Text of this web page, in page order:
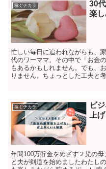
稼ぐチカラ
30
楽
忙しい毎日に追われながらも、
代のワーママ。その中で「お金
もあるかもしれません。でも、
りません。ちょっとした工夫と
稼ぐチカラ
ビ
上
年間100万貯金をめざす２児の
と夫が剣道を始めましたわたし